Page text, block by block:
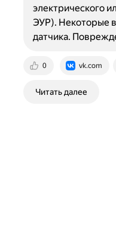
0 vk.com
электрического
ЭУР). Некоторые
датчика.
Читать далее